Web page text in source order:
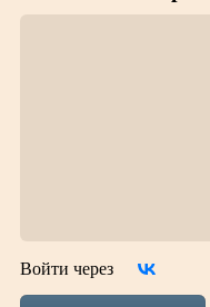
Войти через